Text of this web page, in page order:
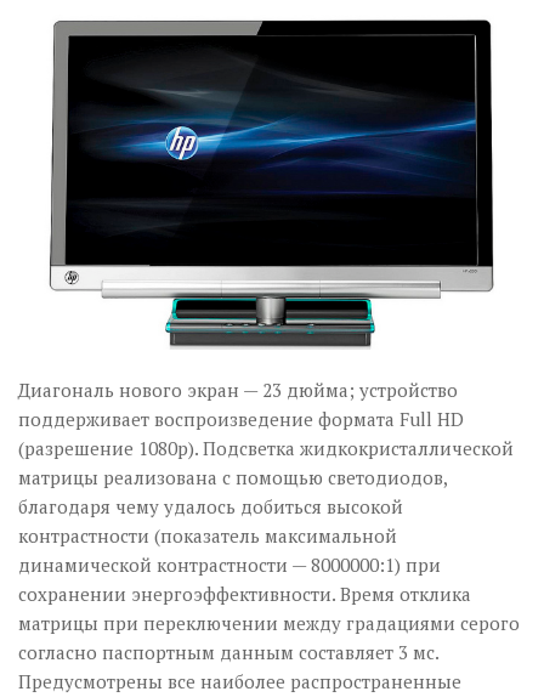
Диагональ нового экран — 23 дюйма; устройство
поддерживает воспроизведение формата Full HD
(разрешение 1080p). Подсветка жидкокристаллической
матрицы реализована с помощью светодиодов,
благодаря чему удалось добиться высокой
контрастности (показатель максимальной
динамической контрастности — 8000000:1) при
сохранении энергоэффективности. Время отклика
матрицы при переключении между градациями серого
согласно паспортным данным составляет 3 мс.
Предусмотрены все наиболее распространенные